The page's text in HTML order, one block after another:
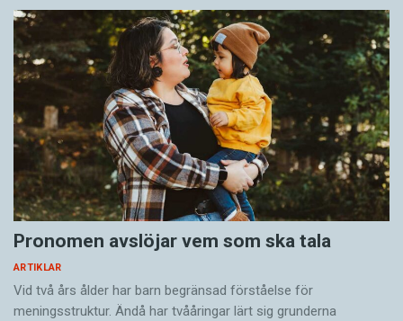
Pronomen avslöjar vem som ska tala
ARTIKLAR
Vid två års ålder har barn begränsad förståelse för
meningsstruktur. Ändå har tvååringar lärt sig grunderna